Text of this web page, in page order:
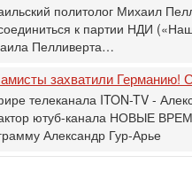
политолог Михаил
к партии НДИ
Пелливерта…
захватили Германию!
телеканала ITON-TV -
ютуб-канала НОВЫЕ
Александр Гур-Арье